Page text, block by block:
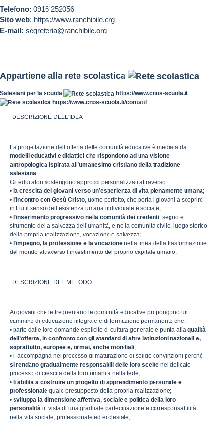
Telefono: 0916 252056
Sito web: https://www.ranchibile.org
E-mail: segreteria@ranchibile.org
Appartiene alla rete scolastica
Salesiani per la scuola
https://www.cnos-scuola.it
https://www.cnos-scuola.it/contatti
+ DESCRIZIONE DELL'IDEA
La progettazione dell’offerta delle comunità educative è mediata da
modelli educativi e didattici che rispondono ad una visione
antropologica ispirata all’umanesimo cristiano della tradizione
salesiana.
Gli educatori sostengono approcci personalizzati attraverso:
• la crescita dei giovani verso un’esperienza di vita pienamente umana;
• l’incontro con Gesù Cristo, uomo perfetto, che porta i giovani a scoprire
in Lui il senso dell’esistenza umana individuale e sociale;
• l’inserimento progressivo nella comunità dei credenti, segno e
strumento della salvezza dell’umanità, e nella comunità civile, luogo storico
della propria realizzazione, vocazione e salvezza;
• l’impegno, la professione e la vocazione nella linea della trasformazione
del mondo attraverso l’investimento del proprio capitale umano.
+ DESCRIZIONE DEL METODO
Ai giovani che le frequentano le comunità educative propongono un
cammino di educazione integrale e di formazione permanente che:
• parte dalle loro domande esplicite di cultura generale e punta alla qualità
dell’offerta, in confronto con gli standard di altre istituzioni nazionali e,
soprattutto, europee e, ormai, anche mondiali;
• li accompagna nel processo di maturazione di solide convinzioni perché
si rendano gradualmente responsabili delle loro scelte nel delicato
processo di crescita della loro umanità nella fede;
• li abilita a costruire un progetto di apprendimento personale e
professionale quale presupposto della propria realizzazione;
• sviluppa la dimensione affettiva, sociale e politica della loro
personalità in vista di una graduale partecipazione e corresponsabilità
nella vita sociale, professionale ed ecclesiale;